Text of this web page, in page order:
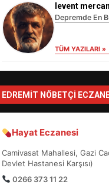
levent mercan
Depremde En
TÜM YAZILARI »
EDREMIT NÖBETÇI
Hayat Eczanesi
Camivasat Mahallesi, Gazi
Devlet Hastanesi Karşısı)
0266 373 11 22
3
4
5
SÜRE